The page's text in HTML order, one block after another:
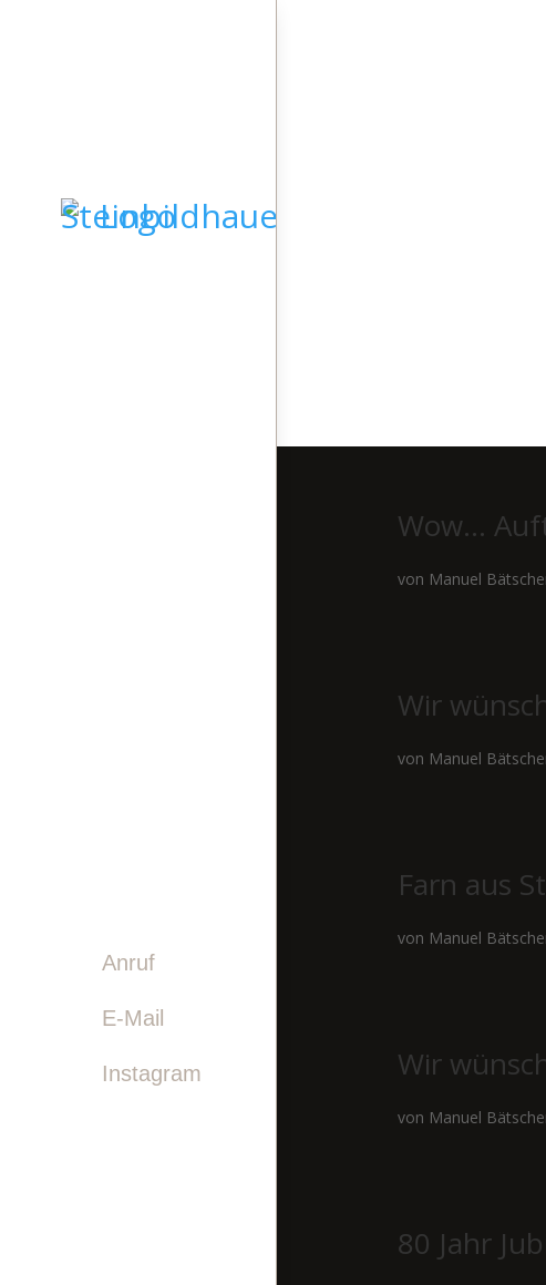
Anruf
E-Mail
Instagram
Lasergravuren
Wow…
von Manuel
Wir
von Manuel
Farn aus
von Manuel
Wir
von Manuel
80 Jahr